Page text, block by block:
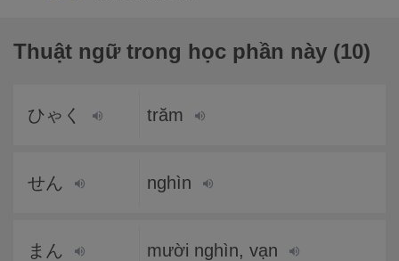
Thuật ngữ trong học phần này (10)
ひゃく trăm
せん nghìn
まん mười nghìn, vạn